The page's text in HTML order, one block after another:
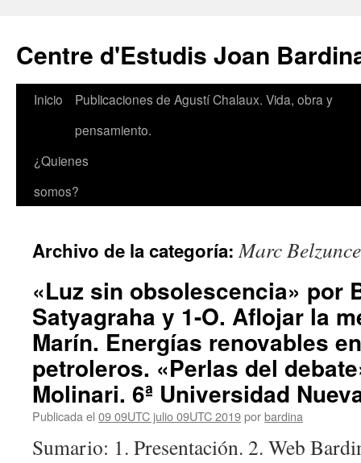
contenido
Centre d'Estudis Joan
Inicio
Publicaciones de Agustí Chalaux. Vida, obra y
pensamiento.
¿Quienes
somos?
Archivo de la categoría:Marc
«Luz sin obsolescencia» por
Satyagraha y 1-O. Aflojar la
Marín. Energías renovables
petroleros. «Perlas del
Molinari. 6ª Universidad
Publicada el 09 09UTC julio 09UTC 2019porbardina
Sumario: 1. Presentación. 2. Web